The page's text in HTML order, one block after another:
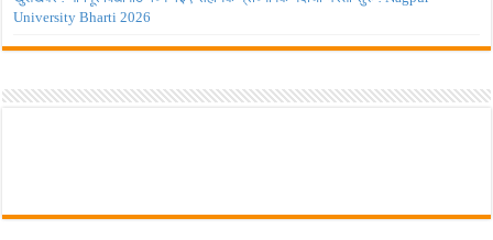
University Bharti 2026